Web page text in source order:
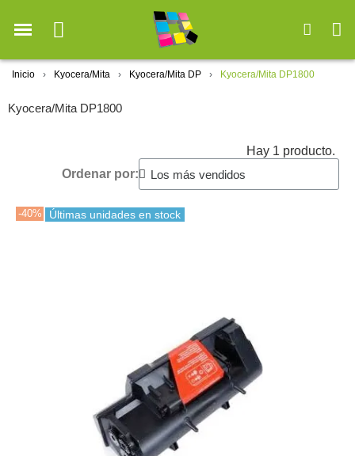
Inicio Kyocera/Mita Kyocera/Mita DP Kyocera/Mita DP1800
Kyocera/Mita DP1800
Hay 1 producto.
Ordenar por:
-40% Últimas unidades en stock